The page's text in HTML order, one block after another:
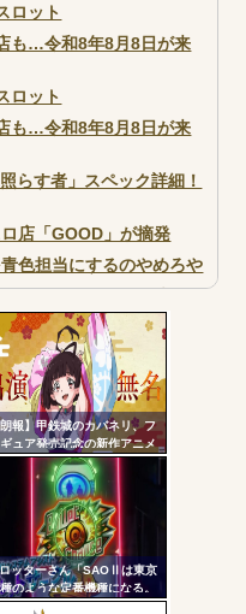
ロット
も…令和8年8月8日が来
ロット
も…令和8年8月8日が来
らす者」スペック詳細！
店「GOOD」が摘発
色担当にするのやめろや
、ワイの人生どれくらい
の思い出ｗｗｗ
朗報】甲鉄城のカバネリ、フ
ギュア発売記念の新作アニメ
公開される！無名ちゃんでっ
っっっっっっっっかｗｗｗ
ッターさん「SAOⅡは東京
のような定番機種になる。
ティブ要素が無さすぎてズ